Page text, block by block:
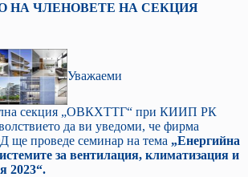
НА ЧЛЕНОВЕТЕ НА СЕКЦИЯ
Уважаеми
секция „ОВКХТТГ“ при КИИП РК
да ви уведоми, че фирма
проведе семинар на тема „Енергийна
за вентилация, климатизация и
2023“.